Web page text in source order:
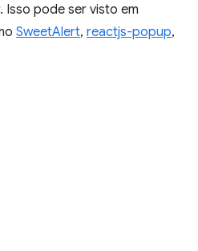
Isso pode ser visto em
SweetAlert, reactjs-popup,